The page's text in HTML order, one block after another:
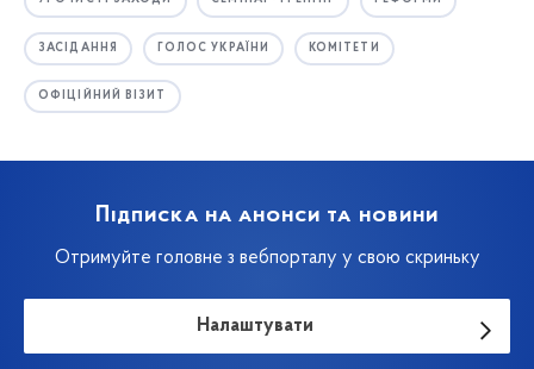
ЗАСІДАННЯ ГОЛОС УКРАЇНИ КОМІТЕТИ
ОФІЦІЙНИЙ ВІЗИТ
Підписка на анонси та новини
Отримуйте головне з вебпорталу у свою скриньку
Налаштувати